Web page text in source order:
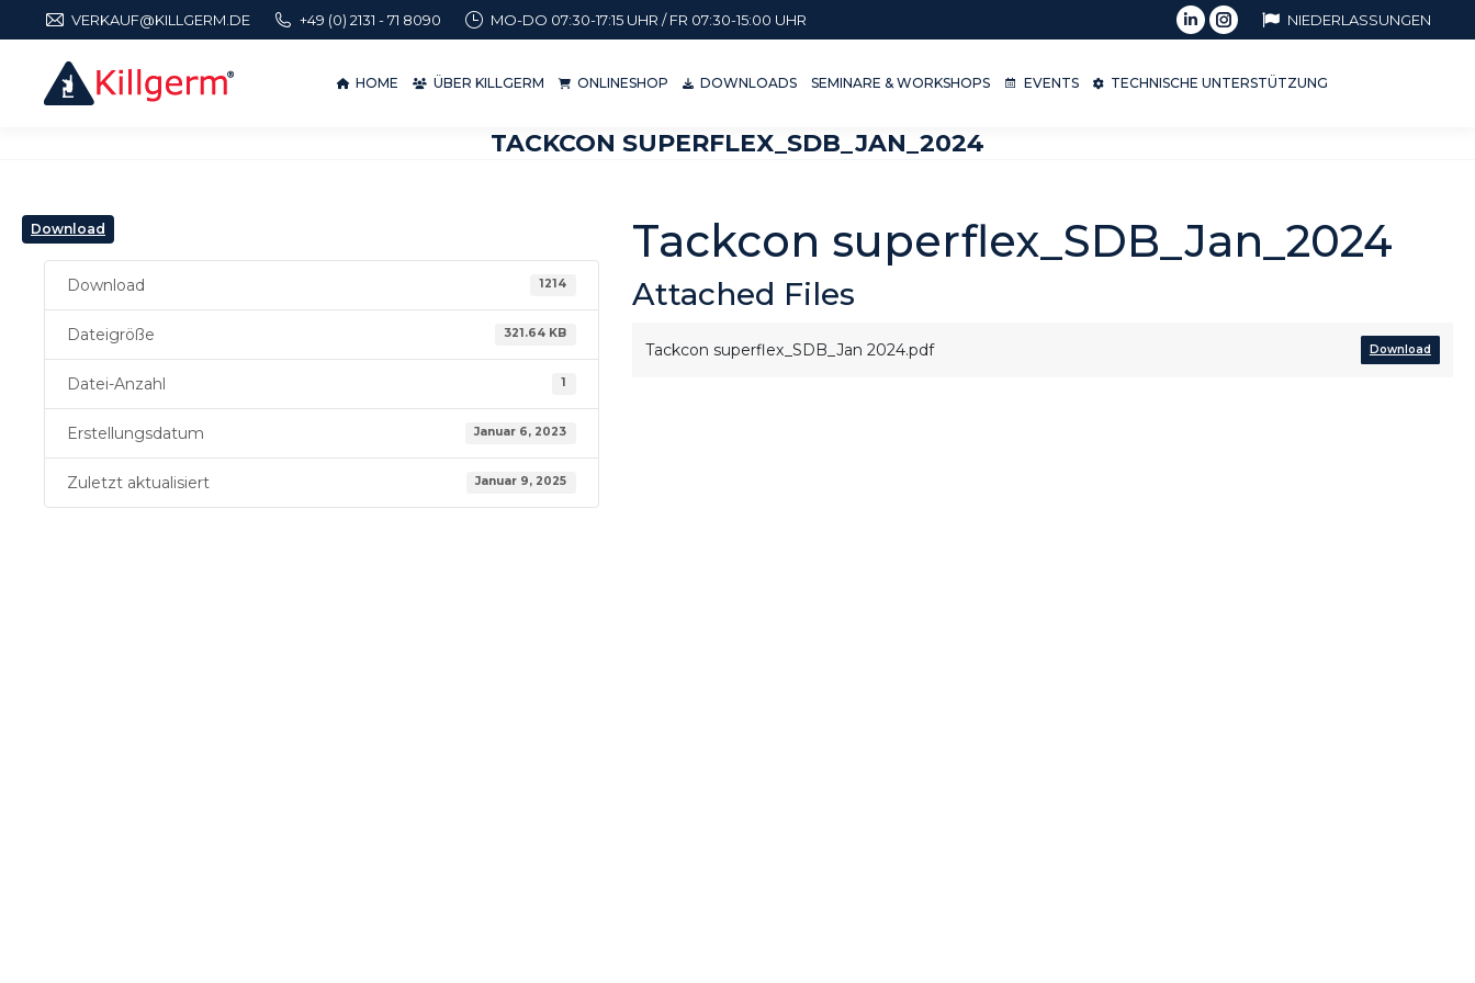
VERKAUF@KILLGERM.DE +49 (0) 2131 - 71 8090 MO-DO 07:30-17:15 UHR / FR 07:30-15:00 UHR NIEDERLASSUNGEN
HOME ÜBER KILLGERM ONLINESHOP DOWNLOADS SEMINARE & WORKSHOPS EVENTS TECHNISCHE UNTERSTÜTZUNG
TACKCON SUPERFLEX_SDB_JAN_2024
Download
Download 1214
Dateigröße 321.64 KB
Datei-Anzahl 1
Erstellungsdatum Januar 6, 2023
Zuletzt aktualisiert Januar 9, 2025
Tackcon superflex_SDB_Jan_2024
Attached Files
Tackcon superflex_SDB_Jan 2024.pdf Download
ÜBER KILLGERM ONLINESHOP TECHNISCHE UNTERSTÜTZUNG